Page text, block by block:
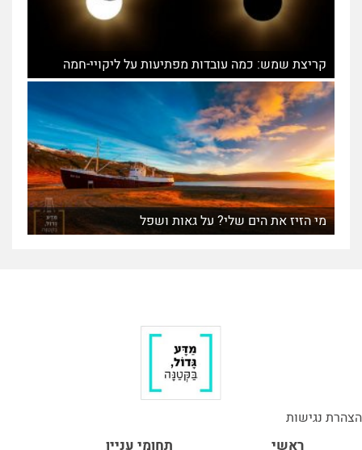
קריצת שמש: כמה עובדות מפתיעות על ליקויי-חמה
מי הזיז את הים שלי? על גאות ושפל
הצהרת נגישות
ראשי תחומי עניין